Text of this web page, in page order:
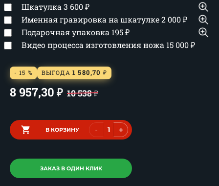
Шкатулка 3 600₽
Именная гравировка на шкатулке2 000₽
Подарочная упаковка 195₽
Видео процесса изготовления ножа 15 000₽
- 15 % ВЫГОДА 1 580,70 ₽
8 957,30 ₽ 10 538₽
В КОРЗИНУ - +
ЗАКАЗ В ОДИН КЛИК